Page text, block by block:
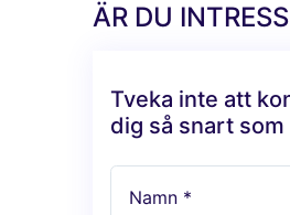
ÄR DU
Tveka inte att
dig så snart
Namn *